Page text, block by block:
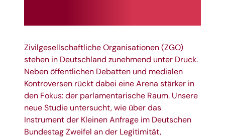
Zivilgesellschaftliche Organisationen (ZGO)
stehen in Deutschland zunehmend unter Druck.
Neben öffentlichen Debatten und medialen
Kontroversen rückt dabei eine Arena stärker in
den Fokus: der parlamentarische Raum. Unsere
neue Studie untersucht, wie über das
Instrument der Kleinen Anfrage im Deutschen
Bundestag Zweifel an der Legitimität,